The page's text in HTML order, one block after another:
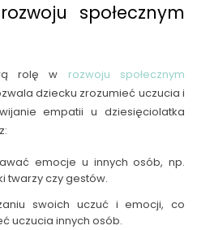
społecznym
rolę w rozwoju społecznym
dziecku zrozumieć uczucia i
empatii u dziesięciolatka
emocje u innych osób, np.
twarzy czy gestów.
swoich uczuć i emocji, co
uczucia innych osób.